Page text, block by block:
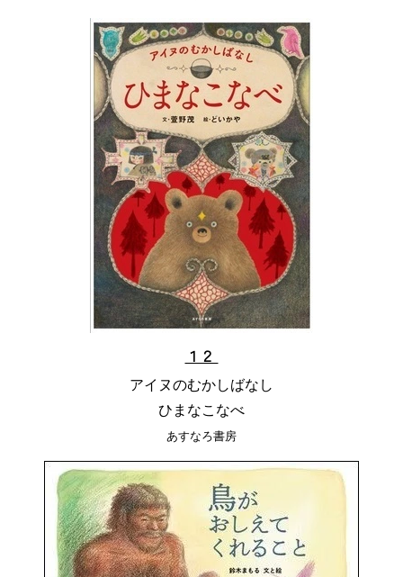
１２
アイヌのむかしばなし
ひまなこなべ
あすなろ書房